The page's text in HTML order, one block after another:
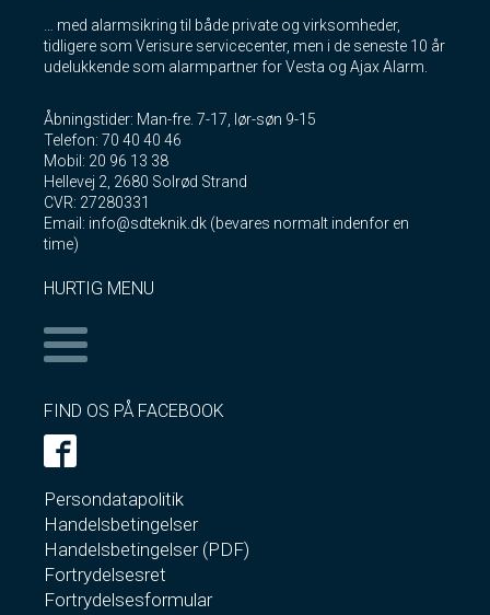
… med alarmsikring til både private og virksomheder,
tidligere som Verisure servicecenter, men i de seneste 10 år
udelukkende som alarmpartner for Vesta og Ajax Alarm.
Åbningstider: Man-fre. 7-17, lør-søn 9-15
Telefon: 70 40 40 46
Mobil: 20 96 13 38
Hellevej 2, 2680 Solrød Strand
CVR: 27280331
Email: info@sdteknik.dk (bevares normalt indenfor en
time)
HURTIG MENU
FIND OS PÅ FACEBOOK
Persondatapolitik
Handelsbetingelser
Handelsbetingelser (PDF)
Fortrydelsesret
Fortrydelsesformular